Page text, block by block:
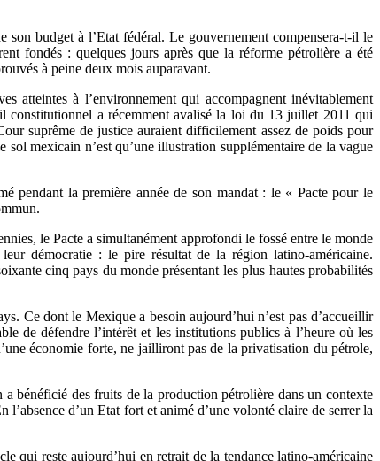
budget à l’Etat fédéral. Le gouvernement compensera-t-il le
fondés : quelques jours après que la réforme pétrolière a été
à peine deux mois auparavant.
atteintes à l’environnement qui accompagnent inévitablement
constitutionnel a récemment avalisé la loi du 13 juillet 2011 qui
suprême de justice auraient difficilement assez de poids pour
sol mexicain n’est qu’une illustration supplémentaire de la vague
pendant la première année de son mandat : le « Pacte pour le
le Pacte a simultanément approfondi le fossé entre le monde
démocratie : le pire résultat de la région latino-américaine.
cinq pays du monde présentant les plus hautes probabilités
Ce dont le Mexique a besoin aujourd’hui n’est pas d’accueillir
de défendre l’intérêt et les institutions publics à l’heure où les
économie forte, ne jailliront pas de la privatisation du pétrole,
bénéficié des fruits de la production pétrolière dans un contexte
d’un Etat fort et animé d’une volonté claire de serrer la
qui reste aujourd’hui en retrait de la tendance latino-américaine